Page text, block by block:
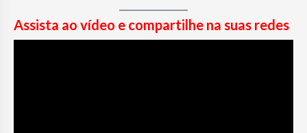
Assista ao vídeo e compartilhe na suas redes